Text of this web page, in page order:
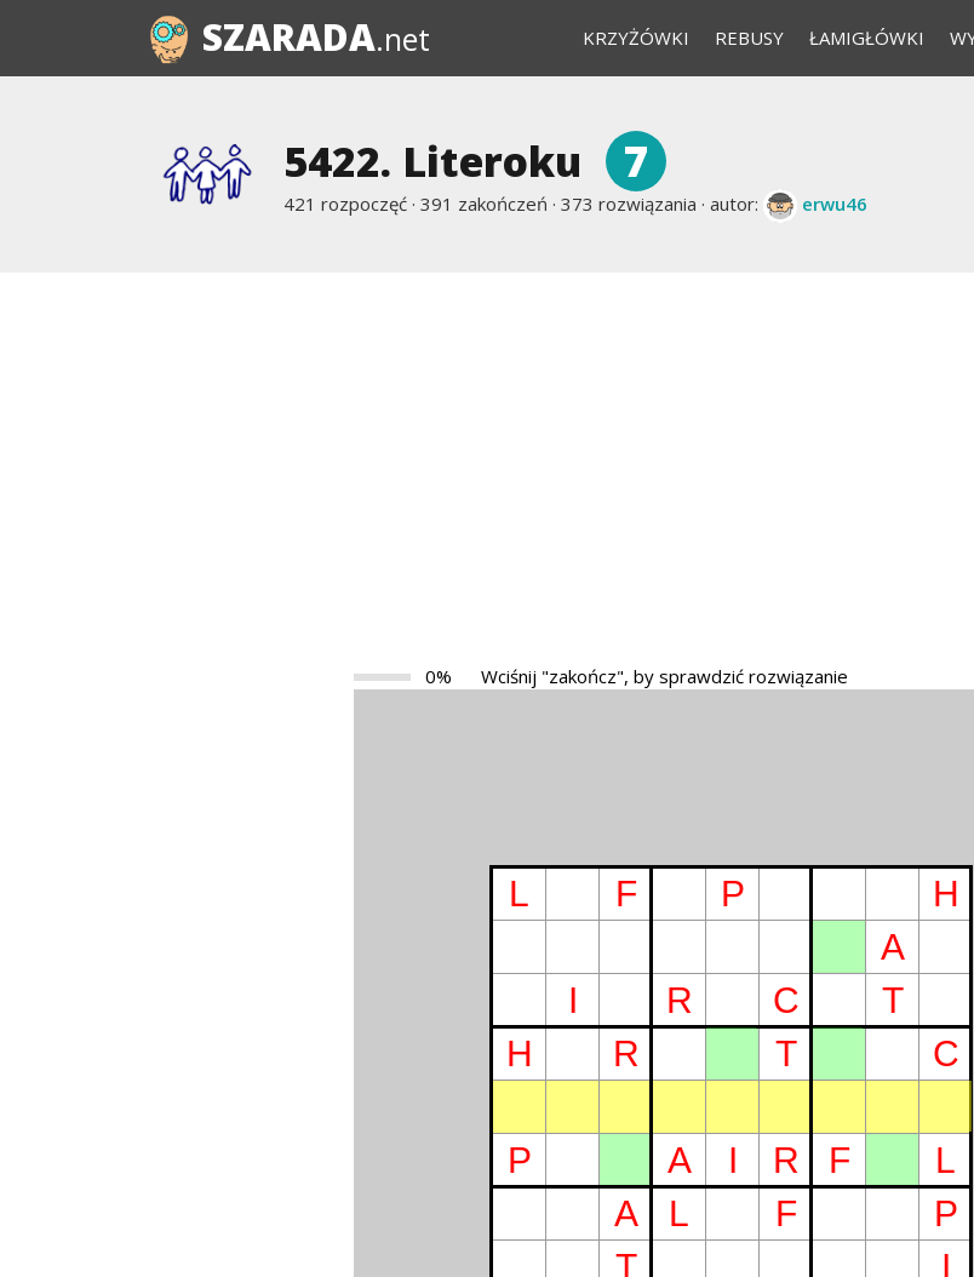
KRZYŻÓWKI REBUSY ŁAMIGŁÓWKI
SZARADA.net
5422. Literoku 7
421 rozpoczęć · 391 zakończeń · 373 rozwiązania · autor: erwu46
Wciśnij "zakończ", by sprawdzić rozwiązanie
0%
L F P
H
A
I
R C
T
H
R T C
P A I R F
L
A
L F
P
T
I